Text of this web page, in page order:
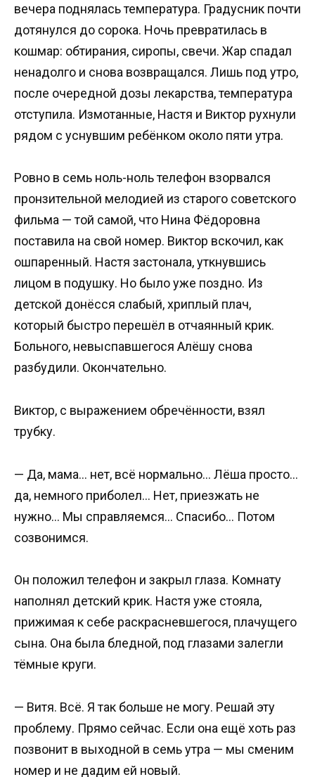
вечера поднялась температура. Градусник почти
дотянулся до сорока. Ночь превратилась в
кошмар: обтирания, сиропы, свечи. Жар спадал
ненадолго и снова возвращался. Лишь под утро,
после очередной дозы лекарства, температура
отступила. Измотанные, Настя и Виктор рухнули
рядом с уснувшим ребёнком около пяти утра.
Ровно в семь ноль-ноль телефон взорвался
пронзительной мелодией из старого советского
фильма — той самой, что Нина Фёдоровна
поставила на свой номер. Виктор вскочил, как
ошпаренный. Настя застонала, уткнувшись
лицом в подушку. Но было уже поздно. Из
детской донёсся слабый, хриплый плач,
который быстро перешёл в отчаянный крик.
Больного, невыспавшегося Алёшу снова
разбудили. Окончательно.
Виктор, с выражением обречённости, взял
трубку.
— Да, мама… нет, всё нормально… Лёша просто…
да, немного приболел… Нет, приезжать не
нужно… Мы справляемся… Спасибо… Потом
созвонимся.
Он положил телефон и закрыл глаза. Комнату
наполнял детский крик. Настя уже стояла,
прижимая к себе раскрасневшегося, плачущего
сына. Она была бледной, под глазами залегли
тёмные круги.
— Витя. Всё. Я так больше не могу. Решай эту
проблему. Прямо сейчас. Если она ещё хоть раз
позвонит в выходной в семь утра — мы сменим
номер и не дадим ей новый.